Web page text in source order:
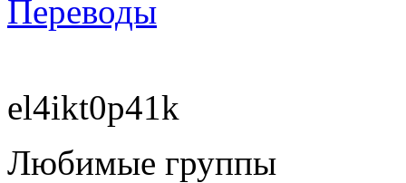
Переводы
el4ikt0p41k
Любимые группы